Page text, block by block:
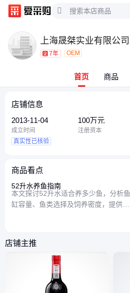
上海晟桀实业有限公司
7年 OEM
首页 商品
店铺信息
2013-11-04
成立时间
100万元
注册资本
真实性已核验
商品看点
52升水养鱼指南
本文探讨52升水适合养多少鱼，分析鱼
缸容量、鱼类选择及饲养密度，提供实
店铺主推